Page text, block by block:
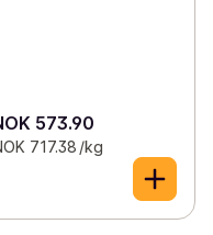
573.90
717.38 /kg